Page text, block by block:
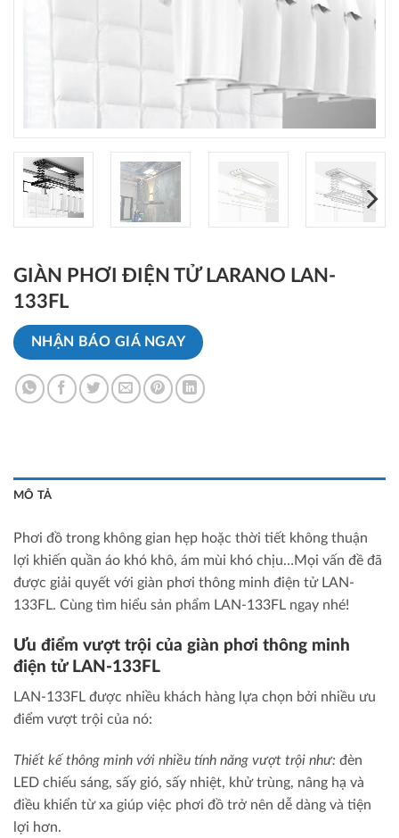
GIÀN PHƠI ĐIỆN TỬ LARANO LAN-
133FL
NHẬN BÁO GIÁ NGAY
MÔ TẢ
Phơi đồ trong không gian hẹp hoặc thời tiết không thuận
lợi khiến quần áo khó khô, ám mùi khó chịu…Mọi vấn đề đã
được giải quyết với giàn phơi thông minh điện tử LAN-
133FL. Cùng tìm hiểu sản phẩm LAN-133FL ngay nhé!
Ưu điểm vượt trội của giàn phơi thông minh
điện tử LAN-133FL
LAN-133FL được nhiều khách hàng lựa chọn bởi nhiều ưu
điểm vượt trội của nó:
Thiết kế thông minh với nhiều tính năng vượt trội như: đèn
LED chiếu sáng, sấy gió, sấy nhiệt, khử trùng, nâng hạ và
điều khiển từ xa giúp việc phơi đồ trở nên dễ dàng và tiện
lợi hơn.